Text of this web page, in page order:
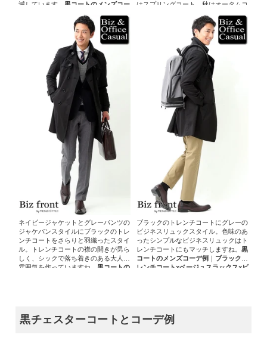
減しています。 黒コートのメンズコー
ーツ×レジメンタルストライプネクタ
はスプリングコート、秋はオータムコ
レをするには最適のアイテムです。黒
コートのメンズコーデ例｜ブラックト
レンチコート×グレースラックス
ネイビージャケットとグレーパンツの
ジャケパンスタイルにブラックのトレ
ンチコートをさらりと羽織ったスタイ
ル。トレンチコートの襟の開きが男ら
しく、シックで落ち着きのある大人の
雰囲気を作っていますね。 黒コートの
ブラックのトレンチコートにグレーの
ビジネスリュックスタイル。色味のあ
ったシンプルなビジネスリュックはト
レンチコートにもマッチしますね。 黒
コートのメンズコーデ例 ｜ ブラックト
レンチコート×ベージュスラックス×ビ
黒チェスターコートとコーデ例